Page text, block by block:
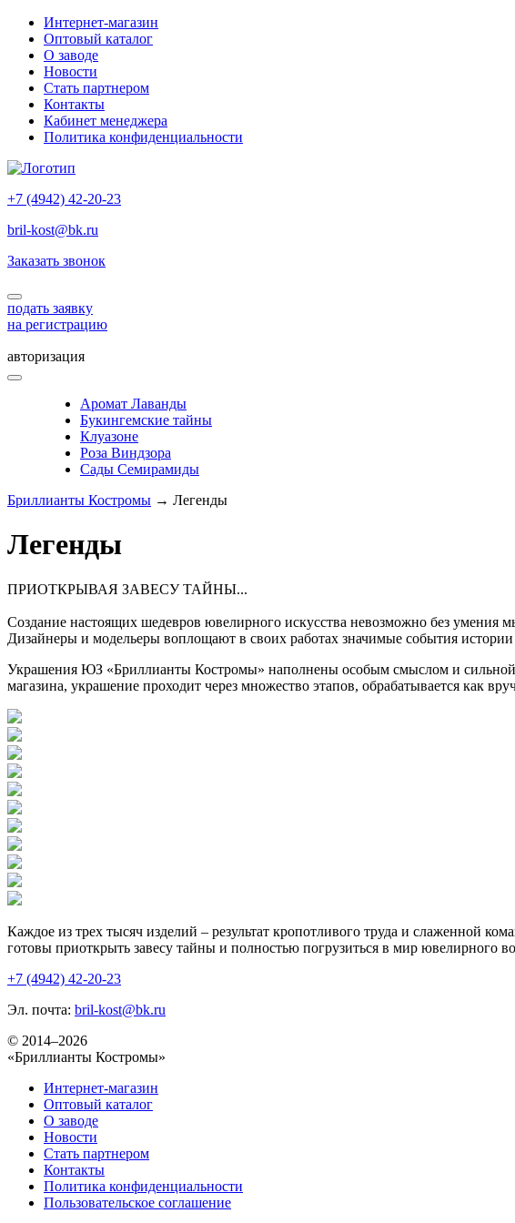
Интернет-магазин
Оптовый каталог
О заводе
Новости
Стать партнером
Контакты
Кабинет менеджера
Политика конфиденциальности
+7 (4942) 42-20-23
bril-kost@bk.ru
Заказать звонок
подать заявку
на регистрацию
авторизация
Аромат Лаванды
Букингемские тайны
Клуазоне
Роза Виндзора
Сады Семирамиды
Бриллианты Костромы → Легенды
Легенды
ПРИОТКРЫВАЯ ЗАВЕСУ ТАЙНЫ...
Создание настоящих шедевров ювелирного искусства невозможно без умения
Дизайнеры и модельеры воплощают в своих работах значимые события
Украшения ЮЗ «Бриллианты Костромы» наполнены особым смыслом и сильной
магазина, украшение проходит через множество этапов, обрабатывается как
Каждое из трех тысяч изделий – результат кропотливого труда и слаженной
готовы приоткрыть завесу тайны и полностью погрузиться в мир ювелирного
+7 (4942) 42-20-23
Эл. почта: bril-kost@bk.ru
© 2014–2026
«Бриллианты Костромы»
Интернет-магазин
Оптовый каталог
О заводе
Новости
Стать партнером
Контакты
Политика конфиденциальности
Пользовательское соглашение